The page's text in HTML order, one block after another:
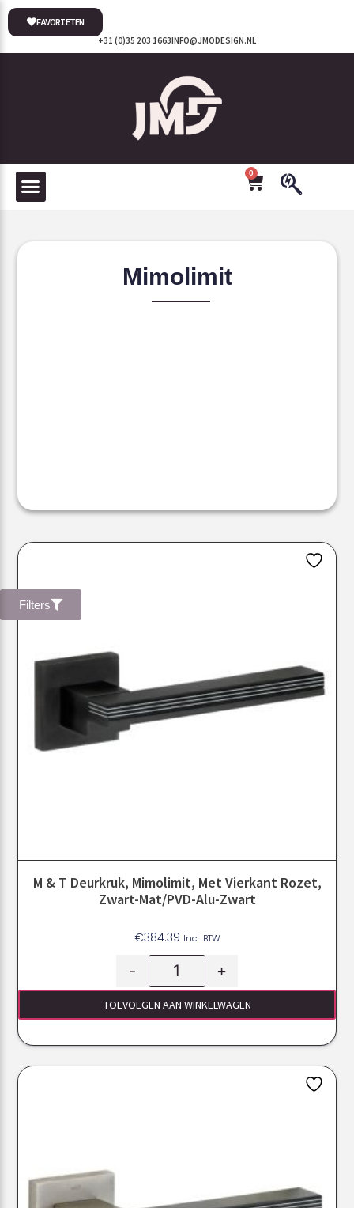
INFO@JMODESIGN.NL
+31 (0)35 203 1663
FAVORIETEN
0
Mimolimit
Filters
M & T Deurkruk, Mimolimit, Met Vierkant Rozet,
Zwart-Mat/PVD-Alu-Zwart
€384.39 Incl. BTW
- +
TOEVOEGEN AAN WINKELWAGEN